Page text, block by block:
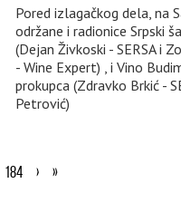
Pored izlagačkog dela, na
održane i radionice Srpski
(Dejan Živkoski - SERSA i
- Wine Expert) , i Vino
prokupca (Zdravko Brkić -
Petrović)
184 › »